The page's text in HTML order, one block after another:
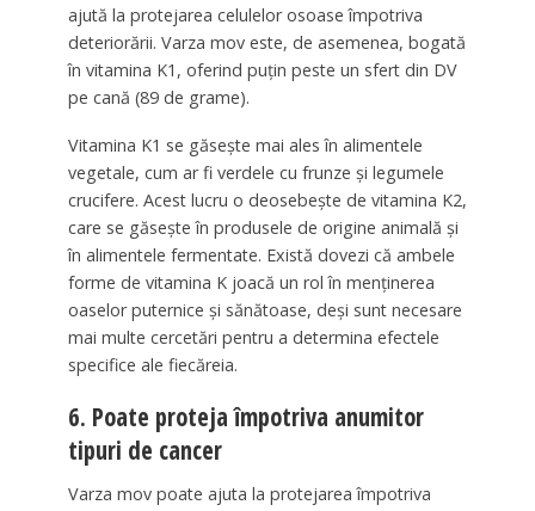
ajută la protejarea celulelor osoase împotriva
deteriorării. Varza mov este, de asemenea, bogată
în vitamina K1, oferind puțin peste un sfert din DV
pe cană (89 de grame).
Vitamina K1 se găsește mai ales în alimentele
vegetale, cum ar fi verdele cu frunze și legumele
crucifere. Acest lucru o deosebește de vitamina K2,
care se găsește în produsele de origine animală și
în alimentele fermentate. Există dovezi că ambele
forme de vitamina K joacă un rol în menținerea
oaselor puternice și sănătoase, deși sunt necesare
mai multe cercetări pentru a determina efectele
specifice ale fiecăreia.
6. Poate proteja împotriva anumitor
tipuri de cancer
Varza mov poate ajuta la protejarea împotriva